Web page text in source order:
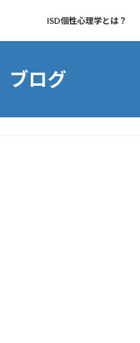
ISD個性心理学とは？
ブログ